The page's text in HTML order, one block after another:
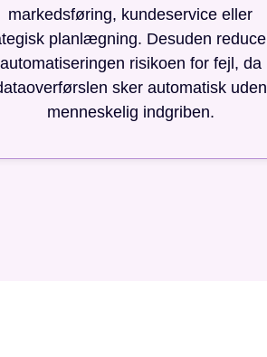
markedsføring, kundeservice eller
planlægning. Desuden
automatiseringen risikoen for fejl, da
sker automatisk uden
menneskelig indgriben.